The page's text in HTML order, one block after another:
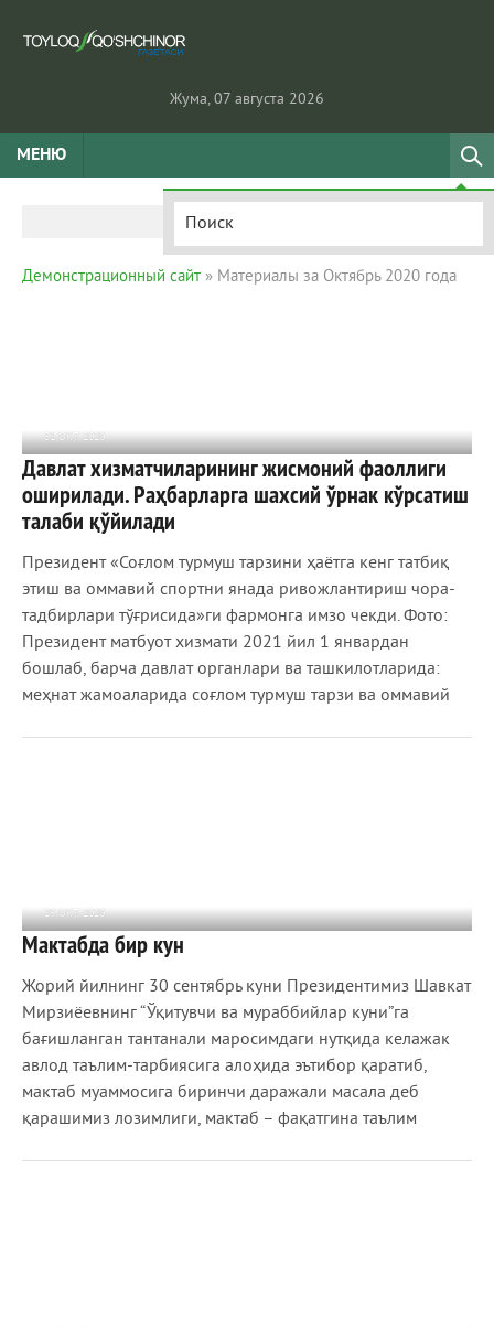
Жума, 07 августа 2026
МЕНЮ
Демонстрационный сайт » Материалы за Октябрь 2020 года
31 ОКТ 2020
991 0
Давлат хизматчиларининг жисмоний фаоллиги
оширилади. Раҳбарларга шахсий ўрнак кўрсатиш
талаби қўйилади
Президент «Соғлом турмуш тарзини ҳаётга кенг татбиқ
этиш ва оммавий спортни янада ривожлантириш чора-
тадбирлари тўғрисида»ги фармонга имзо чекди. Фото:
Президент матбуот хизмати 2021 йил 1 январдан
бошлаб, барча давлат органлари ва ташкилотларида:
меҳнат жамоаларида соғлом турмуш тарзи ва оммавий
29 ОКТ 2020
1 159 0
Мактабда бир кун
Жорий йилнинг 30 сентябрь куни Президентимиз Шавкат
Мирзиёевнинг “Ўқитувчи ва мураббийлар куни”га
бағишланган тантанали маросимдаги нутқида келажак
авлод таълим-тарбиясига алоҳида эътибор қаратиб,
мактаб муаммосига биринчи даражали масала деб
қарашимиз лозимлиги, мактаб – фақатгина таълим